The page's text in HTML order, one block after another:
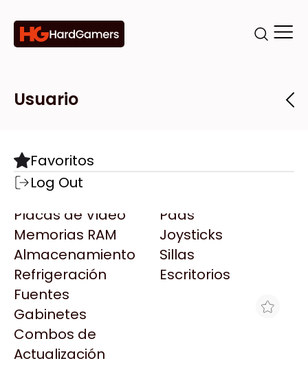
Categorías
Componentes
Motherboards
Microprocesadores
Placas de Video
Memorias RAM
Almacenamiento
Refrigeración
Fuentes
Gabinetes
Combos de
Actualización
Pads
Joysticks
Sillas
Escritorios
Marcas
Todas las Marcas
AMD
AULA
Acer
Adata
AeroCool
Antec
Arkham
Asrock
Tiendas
Destacadas
Usuario
Favoritos
Log Out
PLACA DE VIDEO ASUS RX 9060 XT
PRIME 8GB GDDR6 OC